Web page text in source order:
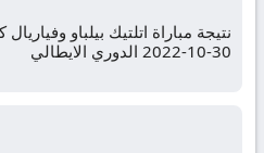
30-10-2022 الدوري الايطالي